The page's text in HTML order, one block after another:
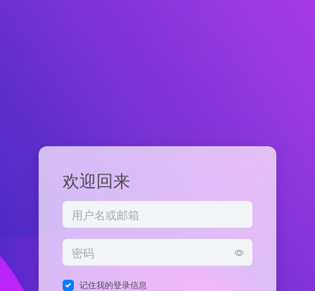
欢迎回来
记住我的登录信息